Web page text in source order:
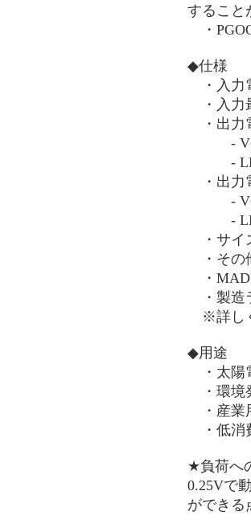
すること
・
◆仕様
・入力
・入力
・出力
-
-
・出力
-
-
・サイ
・その
・
・製造
※詳し
◆用途
・太陽
・環境
・産業
・低消
★負荷へ
0.25Vで
ができる